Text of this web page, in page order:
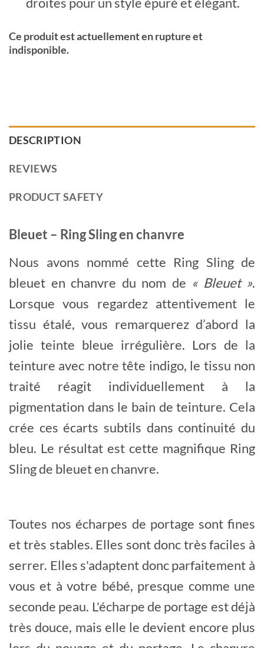
Ce produit est actuellement en rupture et
indisponible.
DESCRIPTION
REVIEWS
PRODUCT SAFETY
Bleuet – Ring Sling en chanvre
Nous avons nommé cette Ring Sling de
bleuet en chanvre du nom de « Bleuet ».
Lorsque vous regardez attentivement le
tissu étalé, vous remarquerez d’abord la
jolie teinte bleue irrégulière. Lors de la
teinture avec notre tête indigo, le tissu non
traité réagit individuellement à la
pigmentation dans le bain de teinture. Cela
crée ces écarts subtils dans continuité du
bleu. Le résultat est cette magnifique Ring
Sling de bleuet en chanvre.
Toutes nos écharpes de portage sont fines
et très stables. Elles sont donc très faciles à
serrer. Elles s'adaptent donc parfaitement à
vous et à votre bébé, presque comme une
seconde peau. L'écharpe de portage est déjà
très douce, mais elle le devient encore plus